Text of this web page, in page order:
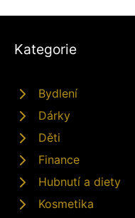
Kategorie
Bydlení
Dárky
Děti
Finance
Hubnutí a diety
Kosmetika